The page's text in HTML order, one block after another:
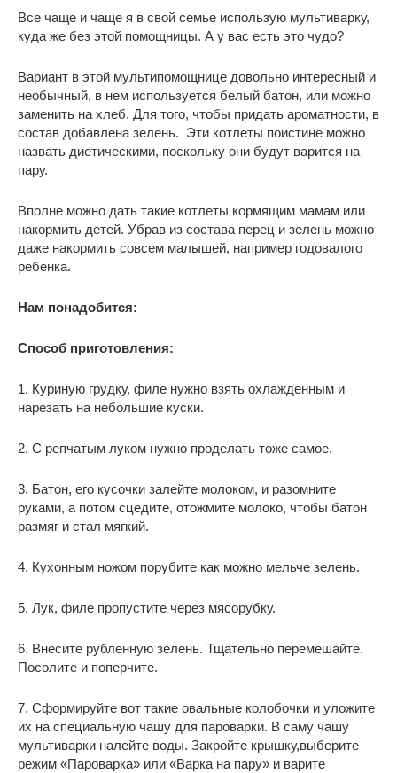
Все чаще и чаще я в свой семье использую мультиварку,
куда же без этой помощницы. А у вас есть это чудо?
Вариант в этой мультипомощнице довольно интересный и
необычный, в нем используется белый батон, или можно
заменить на хлеб. Для того, чтобы придать ароматности, в
состав добавлена зелень. Эти котлеты поистине можно
назвать диетическими, поскольку они будут варится на
пару.
Вполне можно дать такие котлеты кормящим мамам или
накормить детей. Убрав из состава перец и зелень можно
даже накормить совсем малышей, например годовалого
ребенка.
Нам понадобится:
Способ приготовления:
1. Куриную грудку, филе нужно взять охлажденным и
нарезать на небольшие куски.
2. С репчатым луком нужно проделать тоже самое.
3. Батон, его кусочки залейте молоком, и разомните
руками, а потом сцедите, отожмите молоко, чтобы батон
размяг и стал мягкий.
4. Кухонным ножом порубите как можно мельче зелень.
5. Лук, филе пропустите через мясорубку.
6. Внесите рубленную зелень. Тщательно перемешайте.
Посолите и поперчите.
7. Сформируйте вот такие овальные колобочки и уложите
их на специальную чашу для пароварки. В саму чашу
мультиварки налейте воды. Закройте крышку,выберите
режим «Пароварка» или «Варка на пару» и варите